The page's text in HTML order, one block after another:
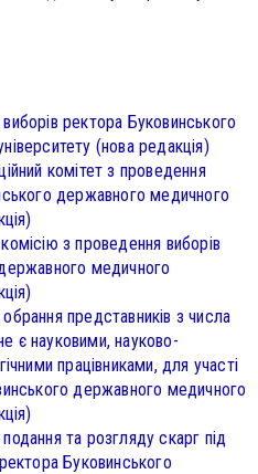
ректора Буковинського
(нова редакція)
комітет з проведення
державного медичного
з проведення виборів
медичного
представників з числа
є науковими, науково-
працівниками, для участі
державного медичного
та розгляду скарг під
Буковинського